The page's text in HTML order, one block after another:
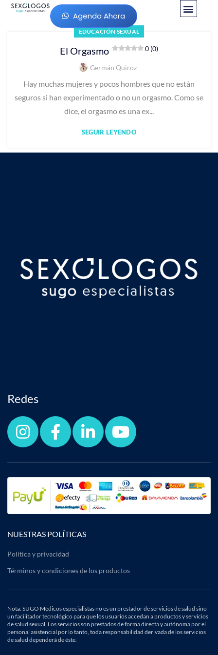
Agenda Ahora
EDUCACIÓN SEXUAL
El Orgasmo 0 (0)
Germán Quiroz
Hay muchas mujeres y pocos hombres que no están
seguros si han experimentado o no un orgasmo. Como se
dice, el orgasmo es una ex...
SEGUIR LEYENDO
Redes
NUESTRAS POLÍTICAS
Política y privacidad
Términos y condiciones de los productos
Nota: SUGO Médicos especialistas no es un prestador de servicios de salud sino
un facilitador tecnológico para que los usuarios accedan a productos y servicios
de salud sexual. Los servicios son prestados de forma directa y autónoma por el
personal asistencial por lo tanto, toda responsabilidad derivada de los servicios
de salud dependerá de éste.